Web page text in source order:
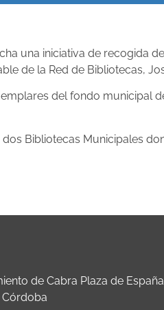
una iniciativa de recogida
de la Red de Bibliotecas,
del fondo municipal
Bibliotecas Municipales
de Cabra Plaza de
Córdoba